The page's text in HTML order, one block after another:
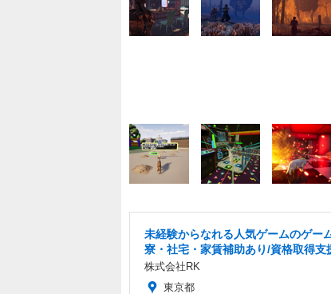
未経験からなれる人気ゲームのゲー
寮・社宅・家賃補助あり/資格取得支
株式会社RK
東京都